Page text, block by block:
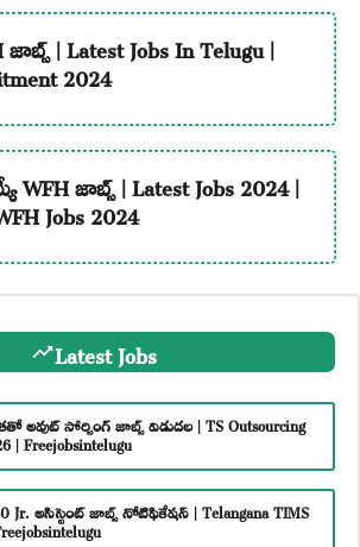
| Latest Jobs In Telugu |
2024
జాబ్స్ | Latest Jobs 2024 |
Jobs 2024
Latest Jobs
అవుట్ సోర్సింగ్ జాబ్స్ విడుదల | TS Outsourcing
| Freejobsintelugu
అసిస్టెంట్ జాబ్స్ నోటిఫికేషన్ | Telangana TIMS